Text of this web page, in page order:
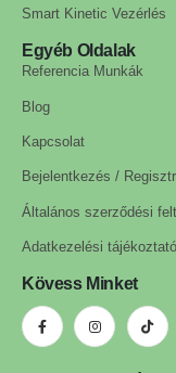
Smart Kinetic Vezérlés
Egyéb Oldalak
Referencia Munkák
Blog
Kapcsolat
Bejelentkezés /
Általános szerződési
Adatkezelési tájékoztató
Kövess Minket